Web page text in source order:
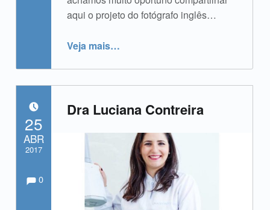
aqui o projeto do fotógrafo inglês…
Veja mais…
Dra Luciana Contreira
POSTADO EM:
25
ABR
2017
Escrito por: Comments:
0